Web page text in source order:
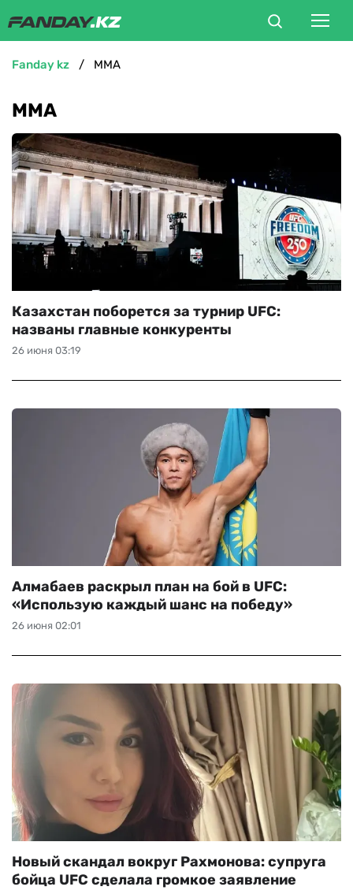
ММА
ТЕННИС
ХОККЕЙ
ФУТЗАЛ
ВЕЛОСПОРТ
ЧМ-2026
fanday kz ММА
ММА
26 июня 03:19
Казахстан поборется за турнир UFC:
названы главные конкуренты
26 июня 02:01
Алмабаев раскрыл план на бой в UFC:
«Использую каждый шанс на победу»
Новый скандал вокруг Рахмонова: супруга
бойца UFC сделала громкое заявление